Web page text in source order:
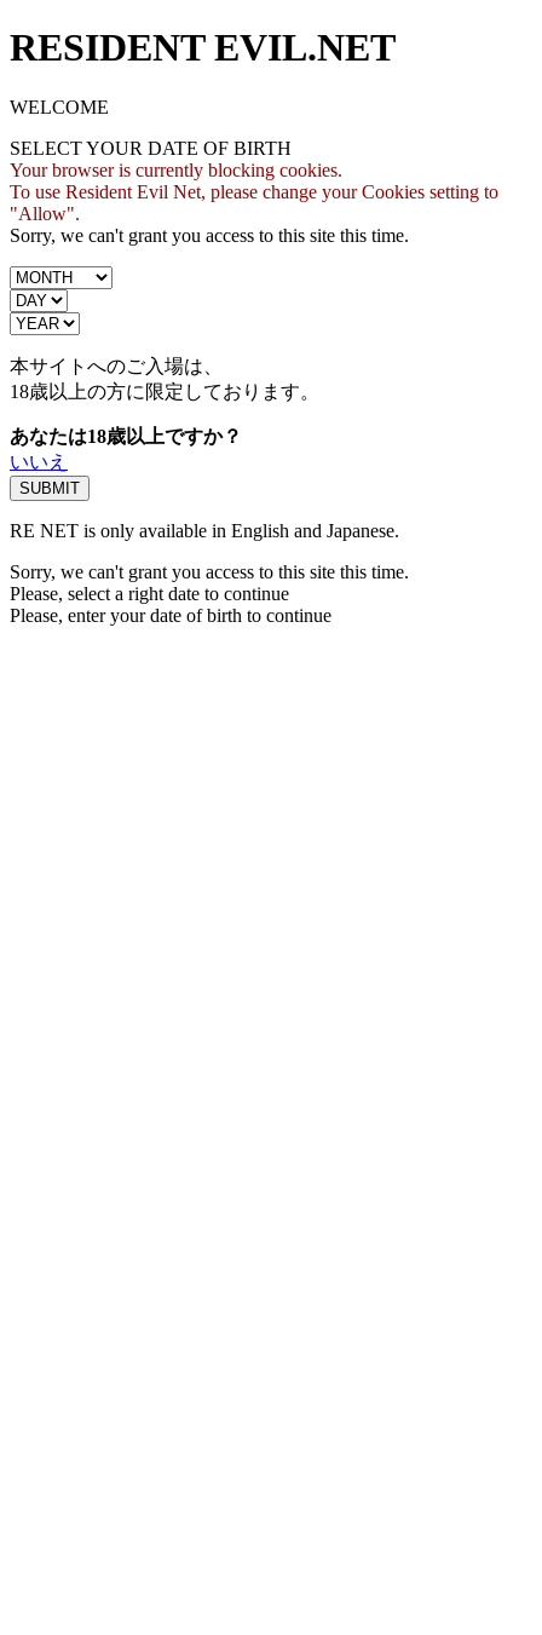
RESIDENT EVIL.NET
WELCOME
SELECT YOUR DATE OF BIRTH
Your browser is currently blocking cookies.
To use Resident Evil Net, please change your Cookies setting to
"Allow".
Sorry, we can't grant you access to this site this time.
本サイトへのご入場は、
18歳以上の方に限定しております。
あなたは18歳以上ですか？
いいえ
RE NET is only available in English and Japanese.
Sorry, we can't grant you access to this site this time.
Please, select a right date to continue
Please, enter your date of birth to continue